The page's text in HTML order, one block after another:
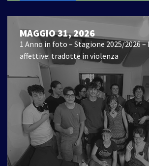
MAGGIO 31, 2026
1 Anno in foto – Stagione 2025/2026 –
affettive: tradotte in violenza